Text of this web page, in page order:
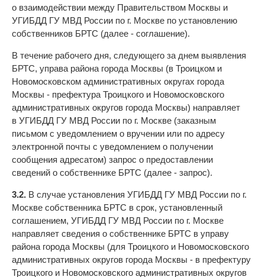
о взаимодействии между Правительством Москвы и
УГИБДД ГУ МВД России по г. Москве по установлению
собственников БРТС (далее - соглашение).
В течение рабочего дня, следующего за днем выявления
БРТС, управа района города Москвы (в Троицком и
Новомосковском административных округах города
Москвы - префектура Троицкого и Новомосковского
административных округов города Москвы) направляет
в УГИБДД ГУ МВД России по г. Москве (заказным
письмом с уведомлением о вручении или по адресу
электронной почты с уведомлением о получении
сообщения адресатом) запрос о предоставлении
сведений о собственнике БРТС (далее - запрос).
3.2. В случае установления УГИБДД ГУ МВД России по г.
Москве собственника БРТС в срок, установленный
соглашением, УГИБДД ГУ МВД России по г. Москве
направляет сведения о собственнике БРТС в управу
района города Москвы (для Троицкого и Новомосковского
административных округов города Москвы - в префектуру
Троицкого и Новомосковского административных округов